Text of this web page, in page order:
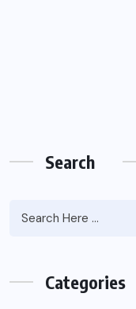
Search
Categories